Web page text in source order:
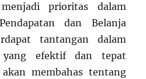
prioritas dalam
dan Belanja
tantangan dalam
yang efektif dan tepat
membahas tentang